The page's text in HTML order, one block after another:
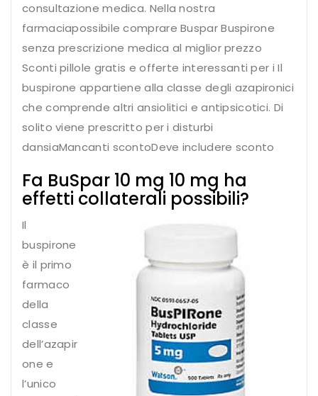
consultazione medica. Nella nostra
farmaciapossibile comprare Buspar Buspirone
senza prescrizione medica al miglior prezzo
Sconti pillole gratis e offerte interessanti per i Il
buspirone appartiene alla classe degli azapironici
che comprende altri ansiolitici e antipsicotici. Di
solito viene prescritto per i disturbi
dansiaMancanti scontoDeve includere sconto
Fa BuSpar 10 mg 10 mg ha
effetti collaterali possibili?
Il
buspirone
è il primo
farmaco
della
classe
dell’azapir
one e
l’unico